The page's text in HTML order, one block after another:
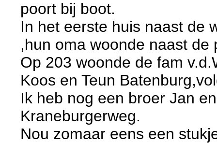
poort bij boot.
In het eerste huis naast de
,hun oma woonde naast de
Op 203 woonde de fam
Koos en Teun
Ik heb nog een broer Jan
Kraneburgerweg.
Nou zomaar eens een